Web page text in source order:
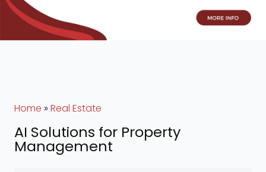
Home » Real Estate
AI Solutions for Property
Management